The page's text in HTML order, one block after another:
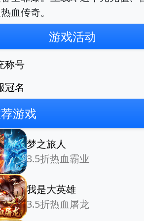
血传奇。
游戏活动
称号
冠名
游戏
梦之旅人
3.5折热血霸业
我是大英雄
3.5折热血屠龙